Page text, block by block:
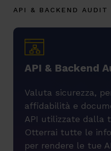
API & BACKEND AUDIT
API & Backend A
Valuta sicurezza,
affidabilità e
API utilizzate dalla
Otterrai tutte le
per rendere le tue